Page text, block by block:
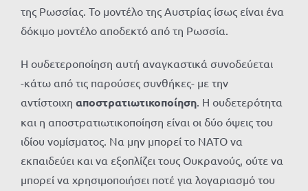
της Ρωσσίας. Το μοντέλο της Αυστρίας ίσως είναι ένα
δόκιμο μοντέλο αποδεκτό από τη Ρωσσία.
Η ουδετεροποίηση αυτή αναγκαστικά συνοδεύεται
-κάτω από τις παρούσες συνθήκες- με την
αντίστοιχη αποστρατιωτικοποίηση. Η ουδετερότητα
και η αποστρατιωτικοποίηση είναι οι δύο όψεις του
ιδίου νομίσματος. Να μην μπορεί το ΝΑΤΟ να
εκπαιδεύει και να εξοπλίζει τους Ουκρανούς, ούτε να
μπορεί να χρησιμοποιήσει ποτέ για λογαριασμό του